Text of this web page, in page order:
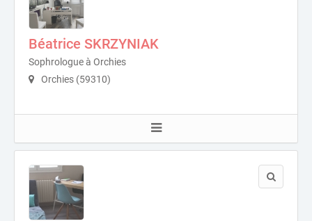
Béatrice SKRZYNIAK
Sophrologue à Orchies
Orchies (59310)